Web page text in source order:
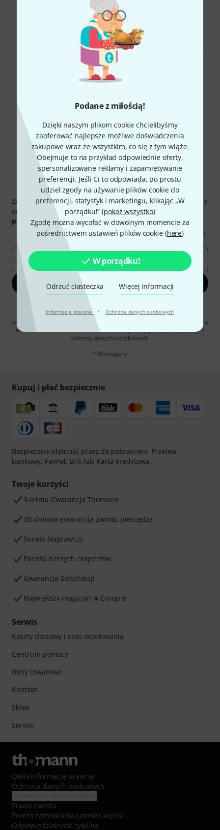
Podane z miłością!
Dzięki naszym plikom cookie chcielibyśmy
zaoferować najlepsze możliwe doświadczenia
zakupowe wraz ze wszystkim, co się z tym wiąże.
Obejmuje to na przykład odpowiednie oferty,
spersonalizowane reklamy i zapamiętywanie
preferencji. Jeśli Ci to odpowiada, po prostu
udziel zgody na używanie plików cookie do
preferencji, statystyk i marketingu, klikając „W
porządku!” (pokaż wszystko)
Zgodę można wycofać w dowolnym momencie za
pośrednictwem ustawień plików cookie (here)
W porządku!
Odrzuć ciasteczka Więcej informacji
Informacje prawne · Ochrona danych osobowych
Darmowa wysyłka od 900 zł
Ceny zawierają podatek VAT
Czy podoba Ci się to co widzisz?
Thomann Newsletter
Zapisz się do Thomann Newsletter w języku polskim, a przy
odrobinie szczęścia możesz wygrać jeden z
podarunkowychwarty50 € !
Inspirujące treści
Oferty Spostrzeżenia Thomann
E-mail
Zapisz się teraz
Klikając na „Zapisz się teraz”, wyrażasz zgodę na otrzymywanie
materialów reklamowych przesyłanych drogą elektroniczną. Możesz
zrezygnować z subskrypcji w dowolnym momencie. Więcej informacji na
temat newslettera można znaleźć w naszychwytycznych dotyczących
ochrony danych ososbowych.
* Wymagany
Kupuj i płać bezpiecznie
Bezpieczna płatność przez Za pobraniem, Przelew
bankowy, PayPal, Blik lub Karta kredytowa.
Twoje korzyści
3-letnia Gwarancja Thomann
30-dniowa gwarancja zwrotu pieniędzy
Serwis Naprawczy
Porada naszych ekspertów
Gwarancja Satysfakcji
Największy magazyn w Europie
Serwis
Koszty dostawy i czas oczekiwania
Centrum pomocy
Bony towarowe
Kontakt
Sklep
Serwis
OWH/Informacje prawne
Ochrona danych osobowych
Prawo zwrotu
Proces zamawiania/umowa kupna
Odpowiedzialność cywilna